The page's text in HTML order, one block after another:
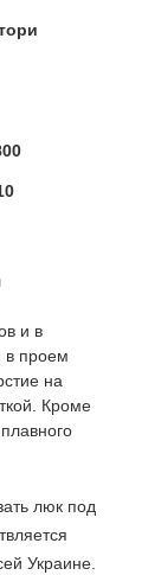
и в
в проем
на
Кроме
люк под
Украине.